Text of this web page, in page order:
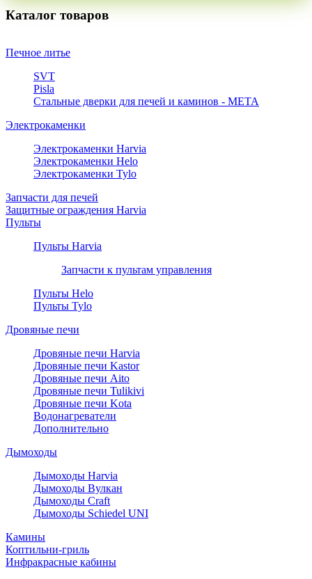
Каталог товаров
Печное литье
SVT
Pisla
Стальные дверки для печей и каминов - META
Электрокаменки
Электрокаменки Harvia
Электрокаменки Helo
Электрокаменки Tylo
Запчасти для печей
Защитные ограждения Harvia
Пульты
Пульты Harvia
Запчасти к пультам управления
Пульты Helo
Пульты Tylo
Дровяные печи
Дровяные печи Harvia
Дровяные печи Kastor
Дровяные печи Aito
Дровяные печи Tulikivi
Дровяные печи Kota
Водонагреватели
Дополнительно
Дымоходы
Дымоходы Harvia
Дымоходы Вулкан
Дымоходы Craft
Дымоходы Schiedel UNI
Камины
Коптильни-гриль
Инфракрасные кабины